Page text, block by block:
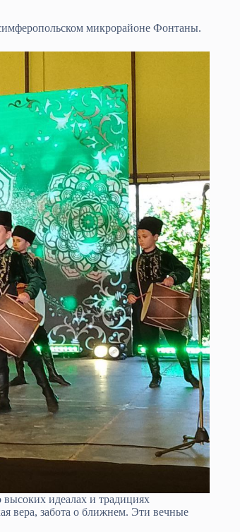
микрорайоне Фонтаны.
идеалах и традициях
вера, забота о ближнем. Эти вечные